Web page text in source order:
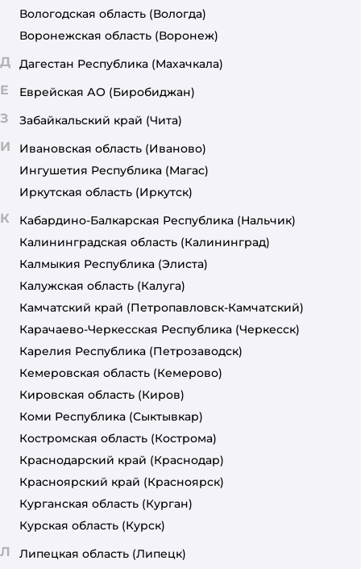
Вологодская область (Вологда)
Воронежская область (Воронеж)
Д Дагестан Республика (Махачкала)
Е Еврейская АО (Биробиджан)
З Забайкальский край (Чита)
И Ивановская область (Иваново)
Ингушетия Республика (Магас)
Иркутская область (Иркутск)
К Кабардино-Балкарская Республика (Нальчик)
Калининградская область (Калининград)
Калмыкия Республика (Элиста)
Калужская область (Калуга)
Камчатский край (Петропавловск-Камчатский)
Карачаево-Черкесская Республика (Черкесск)
Карелия Республика (Петрозаводск)
Кемеровская область (Кемерово)
Кировская область (Киров)
Коми Республика (Сыктывкар)
Костромская область (Кострома)
Краснодарский край (Краснодар)
Красноярский край (Красноярск)
Курганская область (Курган)
Курская область (Курск)
Л Липецкая область (Липецк)